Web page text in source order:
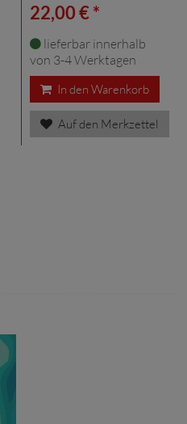
22,00 € *
lieferbar innerhalb
von 3-4 Werktagen
In den Warenkorb
Auf den Merkzettel